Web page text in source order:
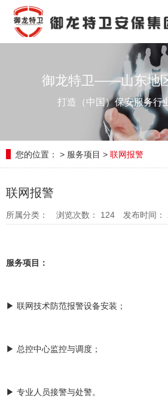
御龙特卫——山东地
打造（中国）保安服务行
您的位置： > 服务项目 > 联网报警
联网报警
所属分类： 浏览次数： 124 发布时间
服务项目：
▶ 联网技术防范报警设备安装；
▶ 总控中心监控与调度；
▶ 专业人员接警与处警。